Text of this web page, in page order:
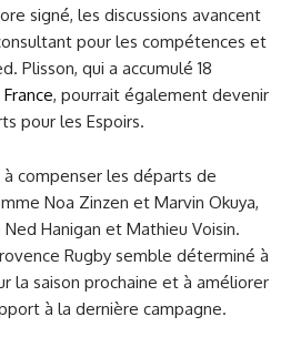
signé, les discussions avancent
pour les compétences et
Plisson, qui a accumulé 18
, pourrait également devenir
pour les Espoirs.
compenser les départs de
Noa Zinzen et Marvin Okuya,
Hanigan et Mathieu Voisin.
Rugby semble déterminé à
la saison prochaine et à améliorer
à la dernière campagne.